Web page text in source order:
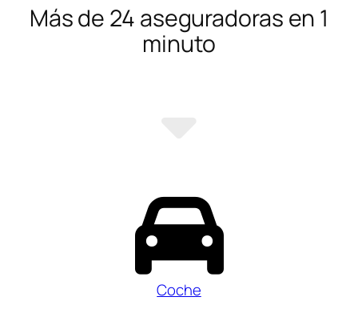
Más de 24 aseguradoras en 1
minuto
Coche